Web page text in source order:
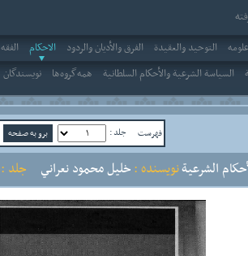
التوحيد والعقيدة الفرق والأديان والردود الاحکام الفقه
السياسة الشرعية والأحكام السلطانية همه‌گروه‌ها نویسندگان
فهرست جلد :
الشرعيةنویسنده :خليل محمود نعراني جلد :